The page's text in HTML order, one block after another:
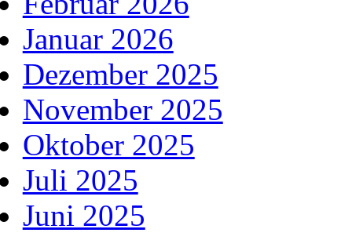
Januar 2026
Dezember 2025
November 2025
Oktober 2025
Juli 2025
Juni 2025